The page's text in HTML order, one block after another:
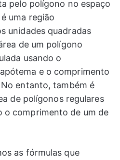
pelo polígono no espaço
uma região
unidades quadradas
de um polígono
usando o
e o comprimento
entanto, também é
de polígonos regulares
o comprimento de um de
as fórmulas que